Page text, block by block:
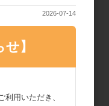
2026-07-14
】
利用いただき、